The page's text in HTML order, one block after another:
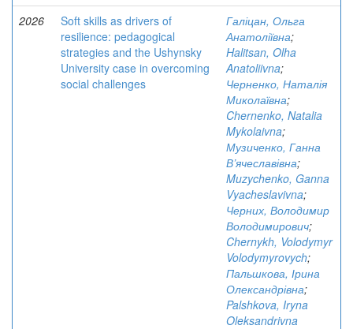
2026
Soft skills as drivers of
resilience: pedagogical
strategies and the Ushynsky
University case in overcoming
social challenges
Галіцан, Ольга
Анатоліївна;
Halitsan, Olha
Anatoliivna;
Черненко, Наталія
Миколаївна;
Chernenko, Natalia
Mykolaivna;
Музиченко, Ганна
В’ячеславівна;
Muzychenko, Ganna
Vyacheslavivna;
Черних, Володимир
Володимирович;
Chernykh, Volodymyr
Volodymyrovych;
Пальшкова, Ірина
Олександрівна;
Palshkova, Iryna
Oleksandrivna